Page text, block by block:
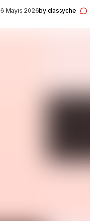
6 Mayıs 2026by classyche